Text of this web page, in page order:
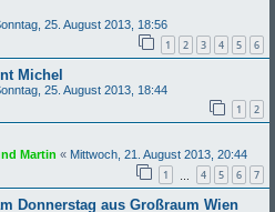
25. August 2013, 18:56
1 2 3 4 5 6
Michel
25. August 2013, 18:44
1 2
Martin « Mittwoch, 21. August 2013, 20:44
1 4 5 6 7
Donnerstag aus Großraum Wien